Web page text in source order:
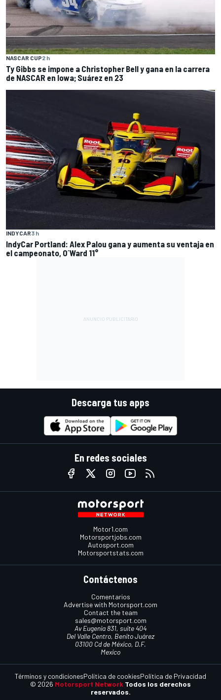
NASCAR CUP2 h
Ty Gibbs se impone a Christopher Bell y gana en la carrera
de NASCAR en Iowa; Suárez en 23
INDYCAR3 h
IndyCar Portland: Alex Palou gana y aumenta su ventaja en
el campeonato, O´Ward 11°
Descarga tus apps
En redes sociales
Motor1.com
Motorsportjobs.com
Autosport.com
Motorsportstats.com
Contáctenos
Comentarios
Advertise with Motorsport.com
Contact the team
sales@motorsport.com
Av Eugenia 831, suite 404
Del Valle Centro, Benito Juárez
03100 Cd de México, D.F.
Mexico
© 2026 Motorsport Network Todos los derechos
reservados.
Términos y condicionesPolítica de cookiesPolítica de Privacidad